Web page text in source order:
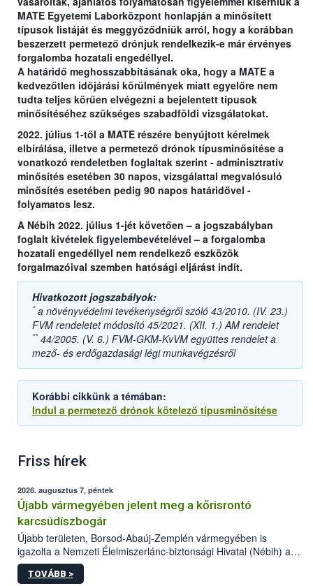
MATE Egyetemi Laborközpont honlapján a minősített
típusok listáját és meggyőződniük arról, hogy a korábban
beszerzett permetező drónjuk rendelkezik-e már érvényes
forgalomba hozatali engedéllyel.
A határidő meghosszabbításának oka, hogy a MATE a
kedvezőtlen időjárási körülmények miatt egyelőre nem
tudta teljes körűen elvégezni a bejelentett típusok
minősítéséhez szükséges szabadföldi vizsgálatokat.
2022. július 1-től a MATE részére benyújtott kérelmek
elbírálása, illetve a permetező drónok típusminősítése a
vonatkozó rendeletben foglaltak szerint - adminisztratív
minősítés esetében 30 napos, vizsgálattal megvalósuló
minősítés esetében pedig 90 napos határidővel -
folyamatos lesz.
A Nébih 2022. július 1-jét követően – a jogszabályban
foglalt kivételek figyelembevételével – a forgalomba
hozatali engedéllyel nem rendelkező eszközök
forgalmazóival szemben hatósági eljárást indít.
Hivatkozott jogszabályok:
*a növényvédelmi tevékenységről szóló 43/2010. (IV. 23.)
FVM rendeletet módosító 45/2021. (XII. 1.) AM rendelet
**44/2005. (V. 6.) FVM-GKM-KvVM együttes rendelet a
mező- és erdőgazdasági légi munkavégzésről
Korábbi cikkünk a témában:
Indul a permetező drónok kötelező típusminősítése
Friss hírek
2026. augusztus 7, péntek
Újabb vármegyében jelent meg a kőrisrontó
karcsúdíszbogár
Újabb területen, Borsod-Abaúj-Zemplén vármegyében is
igazolta a Nemzeti Élelmiszerlánc-biztonsági Hivatal (Nébih) a
kőrisrontó karcsúdíszbogár (Agrilus planipennis) jelenlétét. A
kártevőt nem csak színcsapdában találták meg, de már fertőzött
TOVÁBB >